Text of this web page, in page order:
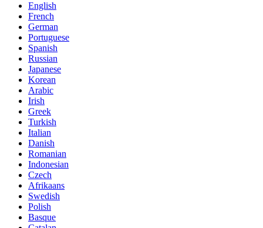
English
French
German
Portuguese
Spanish
Russian
Japanese
Korean
Arabic
Irish
Greek
Turkish
Italian
Danish
Romanian
Indonesian
Czech
Afrikaans
Swedish
Polish
Basque